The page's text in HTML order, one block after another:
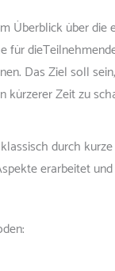
Überblick über die
für
Das Ziel soll
Zeit zu
durch
erarbeitet